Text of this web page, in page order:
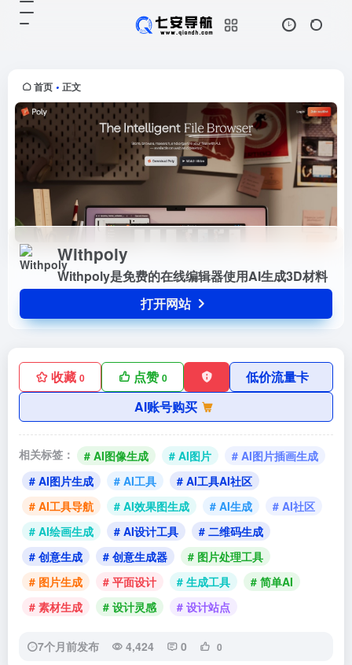
首页 • 正文
Withpoly
Withpoly是免费的在线编辑器使用AI生成3D材料
打开网站
收藏 0 点赞0
低价流量卡
AI账号购买
相关标签： # AI图像生成 # AI图片
# AI图片插画生成
# AI图片生成
# AI工具
# AI工具AI社区
# AI工具导航
# AI效果图生成 # AI生成
# AI社区
# AI绘画生成
# AI设计工具
# 二维码生成
# 创意生成
# 创意生成器
# 图片处理工具
# 图片生成
# 平面设计 # 生成工具
# 简单AI
# 素材生成
# 设计灵感 # 设计站点
7个月前发布 4,424 0 0